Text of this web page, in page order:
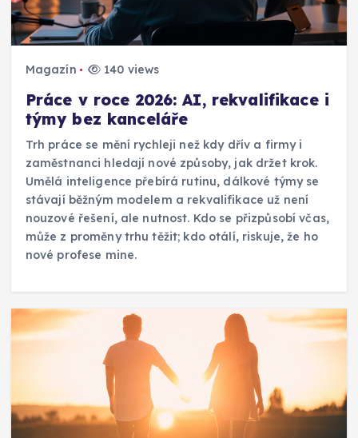
Magazín 140 views
Práce v roce 2026: AI, rekvalifikace i
týmy bez kanceláře
Trh práce se mění rychleji než kdy dřív a firmy i
zaměstnanci hledají nové způsoby, jak držet krok.
Umělá inteligence přebírá rutinu, dálkové týmy se
stávají běžným modelem a rekvalifikace už není
nouzové řešení, ale nutnost. Kdo se přizpůsobí včas,
může z proměny trhu těžit; kdo otálí, riskuje, že ho
nové profese mine.